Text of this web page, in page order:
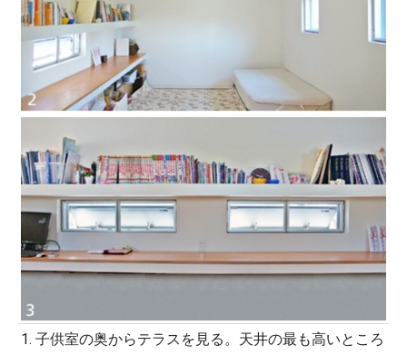
1. 子供室の奥からテラスを見る。天井の最も高いところ